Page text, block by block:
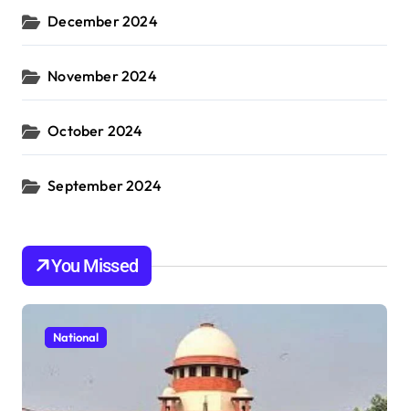
December 2024
November 2024
October 2024
September 2024
You Missed
National